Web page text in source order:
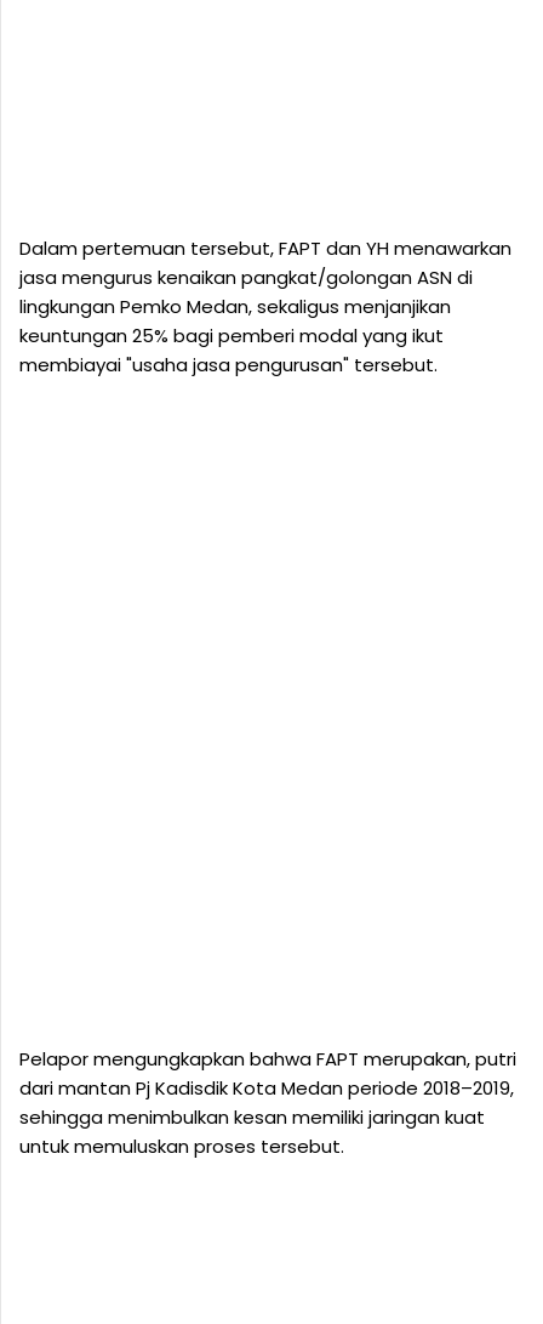
Dalam pertemuan tersebut, FAPT dan YH menawarkan
jasa mengurus kenaikan pangkat/golongan ASN di
lingkungan Pemko Medan, sekaligus menjanjikan
keuntungan 25% bagi pemberi modal yang ikut
membiayai "usaha jasa pengurusan" tersebut.
Pelapor mengungkapkan bahwa FAPT merupakan, putri
dari mantan Pj Kadisdik Kota Medan periode 2018–2019,
sehingga menimbulkan kesan memiliki jaringan kuat
untuk memuluskan proses tersebut.